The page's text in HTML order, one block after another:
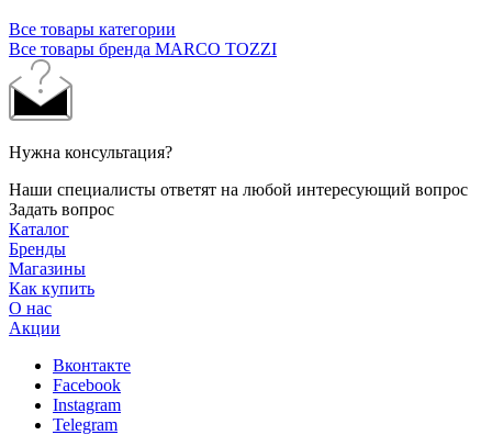
Все товары категории
Все товары бренда MARCO TOZZI
Нужна консультация?
Наши специалисты ответят на любой интересующий вопрос
Задать вопрос
Каталог
Бренды
Магазины
Как купить
О нас
Акции
Вконтакте
Facebook
Instagram
Telegram